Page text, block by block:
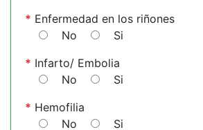
* Enfermedad en los riñones
No
Si
* Infarto/ Embolia
No
Si
* Hemofilia
No
Si